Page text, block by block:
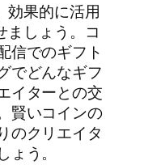
効果的に活用
ましょう。コ
信でのギフト
でどんなギフ
イターとの交
賢いコインの
のクリエイタ
う。